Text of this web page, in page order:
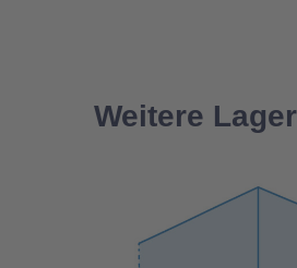
Weitere